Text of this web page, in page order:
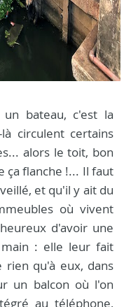
bateau, c'est la
circulent certains
alors le toit, bon
ça flanche !... Il faut
et qu'il y ait du
où vivent
d'avoir une
: elle leur fait
rien qu'à eux, dans
un balcon où l'on
au téléphone,